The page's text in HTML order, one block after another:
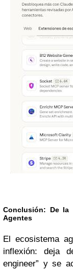
Conclusión: De la
Agentes
El ecosistema
inflexión: deja
engineer” y se